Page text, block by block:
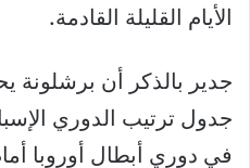
الأيام القليلة القادمة.
جدير بالذكر أن برشلونة
جدول ترتيب الدوري
في دوري أبطال أوروبا